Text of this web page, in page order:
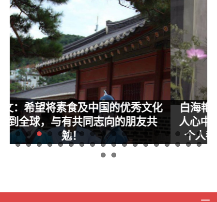
白海艳：“种一粒善的种子”，因为每个
人心中都有一片心灵的田野，她希望每
个人都在这片田野种上一粒善的种子
祝贺白海艳加入世界素食联合会成为世界素食联合会个人会员
坐落于流花路流花展贸中心3号馆东贵宾厅的心田植物生活餐厅
题，植物生活为理念，纯植物性饮食为载体的生态园林餐厅。